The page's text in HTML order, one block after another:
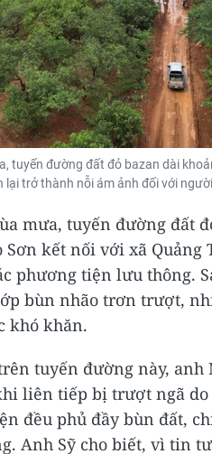
tuyến đường đất đỏ bazan dài
lại trở thành nỗi ám ảnh đối với
mưa, tuyến đường đất
Sơn kết nối với xã
phương tiện lưu thông.
bùn nhão trơn trượt,
khó khăn.
tuyến đường này, anh
liên tiếp bị trượt ngã do
đều phủ đầy bùn đất,
Anh Sỹ cho biết, vì tin